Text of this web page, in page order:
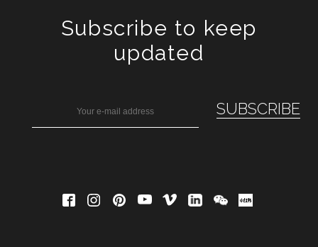
Subscribe to keep
updated